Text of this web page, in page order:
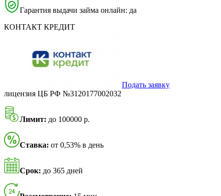
Гарантия выдачи займа онлайн: да
КОНТАКТ КРЕДИТ
Подать заявку
лицензия ЦБ РФ №3120177002032
Лимит: до 100000 р.
Ставка: от 0,53% в день
Срок: до 365 дней